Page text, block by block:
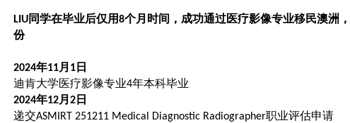
LIU同学在毕业后仅用8个月时间，成功通过医疗影像专业移民澳洲
份
2024年11月 1日
迪肯大学医疗影像专业4年本科毕业
2024年12月 2日
递交ASMIRT 251211 Medical Diagnostic Radiographer职业评估申请